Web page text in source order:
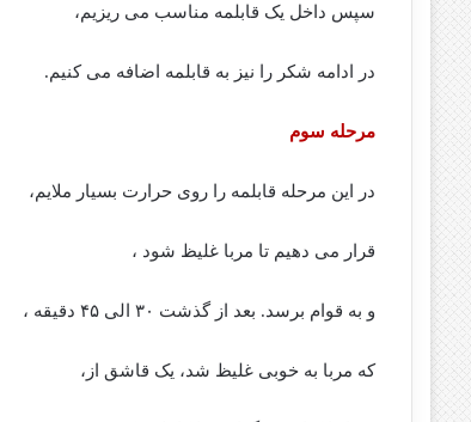
سپس داخل یک قابلمه مناسب می ریزیم،
در ادامه شکر را نیز به قابلمه اضافه می کنیم.
مرحله سوم
در این مرحله قابلمه را روی حرارت بسیار ملایم،
قرار می دهیم تا مربا غلیظ شود ،
و به قوام برسد. بعد از گذشت ۳۰ الی ۴۵ دقیقه ،
که مربا به خوبی غلیظ شد، یک قاشق از،